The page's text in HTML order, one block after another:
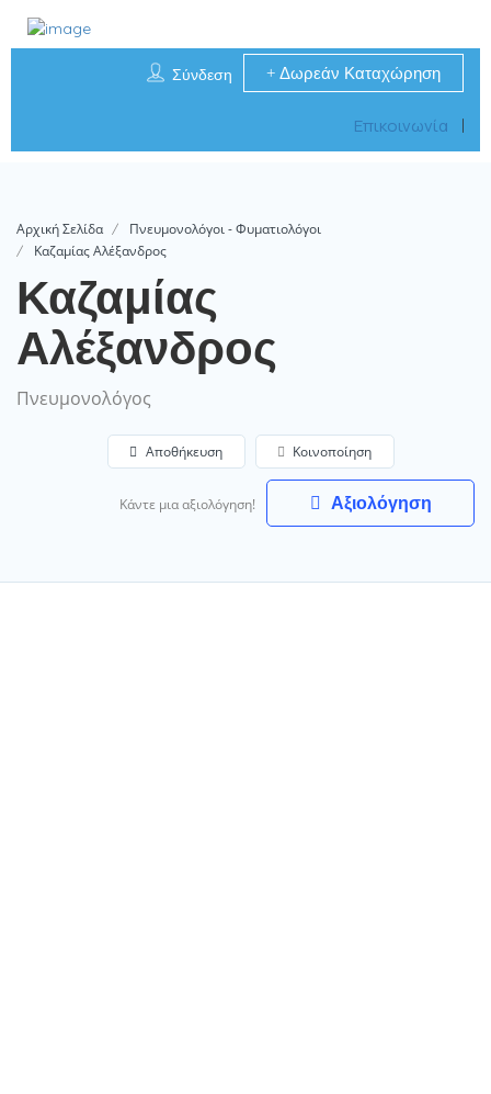
Σύνδεση Δωρεάν Καταχώρηση
Επικοινωνία
Αρχική Σελίδα
Πνευμονολόγοι - Φυματιολόγοι
Καζαμίας Αλέξανδρος
Καζαμίας
Αλέξανδρος
Πνευμονολόγος
Αποθήκευση Κοινοποίηση
Κάντε μια αξιολόγηση! Αξιολόγηση